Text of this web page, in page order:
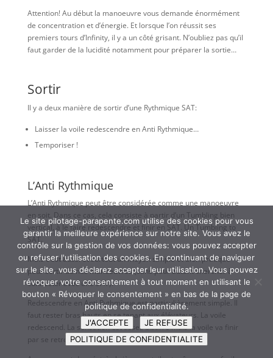
Attention! Au début la manoeuvre vous demande énormément
de concentration et d’énergie. Et lorsque l’on réussit ses
premiers tours d’Infinity, il y a un côté grisant. N’oubliez pas qu’il
faut garder de la lucidité notamment pour préparer la sortie…
Sortir
Il y a deux manière de sortir d’une Rythmique SAT:
Laisser la voile redescendre en Anti Rythmique…
Temporiser !
L’Anti Rythmique
L’Anti Rythmique peut être considérée comme une manoeuvre
en soit. Dans ce cas, cela consiste à partir d’un Tumbling bien
vertical, à le faire redescendre et finir en SAT. Un Tumbling to
SAT.
Mais c’est aussi et surtout un moyen simple et bien pratique
pour sortir de nos manoeuvres (sans pour autant chercher à
connecter avec une SAT).
Redescendre en Anti Rythmique est particulièrement simple. Il
faut rester bras hauts en se tenant aux élévateurs. La voile
redescend. La sensation est assez bizarre mais la voile va finir
par se retrouver en 360.
Le site pilotage-parapente.com utilise des cookies pour vous
garantir la meilleure expérience sur notre site. Vous avez le
contrôle sur la gestion de vos données: vous pouvez accepter
ou refuser l'utilisation des cookies. En continuant de naviguer
sur le site, vous déclarez accepter leur utilisation. Vous pouvez
révoquer votre consentement à tout moment en utilisant le
bouton « Révoquer le consentement » en bas de la page de
politique de confidentialité.
J'ACCEPTE
JE REFUSE
POLITIQUE DE CONFIDENTIALITE